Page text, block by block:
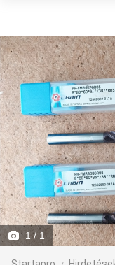
1 / 1